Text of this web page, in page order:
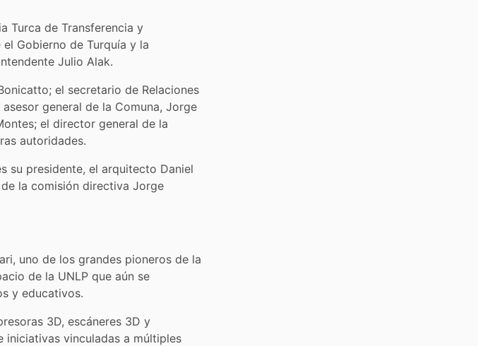
Turca de Transferencia y
Gobierno de Turquía y la
Julio Alak.
el secretario de Relaciones
general de la Comuna, Jorge
el director general de la
autoridades.
su presidente, el arquitecto Daniel
la comisión directiva Jorge
uno de los grandes pioneros de la
de la UNLP que aún se
y educativos.
3D, escáneres 3D y
vinculadas a múltiples